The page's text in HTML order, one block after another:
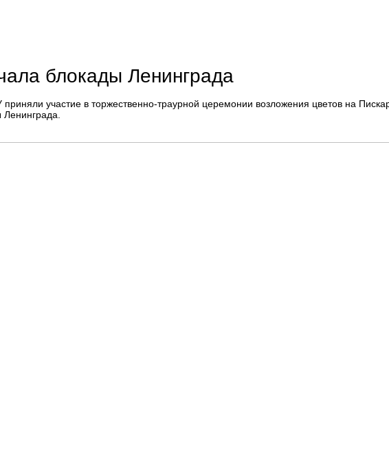
блокады Ленинграда
участие в торжественно-траурной церемонии возложения цветов на